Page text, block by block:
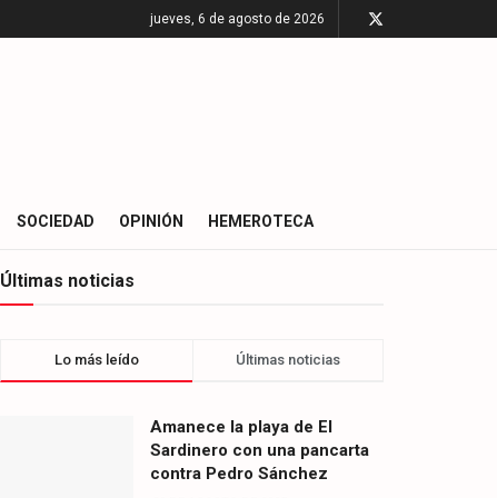
jueves, 6 de agosto de 2026
SOCIEDAD OPINIÓN HEMEROTECA
Últimas noticias
Lo más leído Últimas noticias
Amanece la playa de El
Sardinero con una pancarta
contra Pedro Sánchez